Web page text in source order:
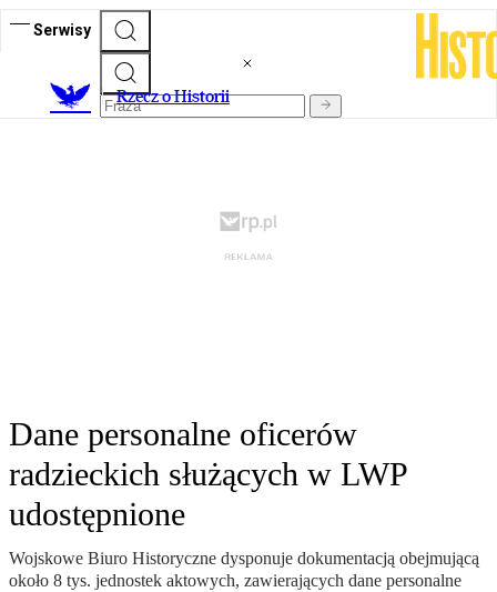
Serwisy
Rzecz o Historii
Dane personalne oficerów
radzieckich służących w LWP
udostępnione
Wojskowe Biuro Historyczne dysponuje dokumentacją obejmującą
około 8 tys. jednostek aktowych, zawierających dane personalne